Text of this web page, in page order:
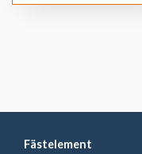
Fästelement